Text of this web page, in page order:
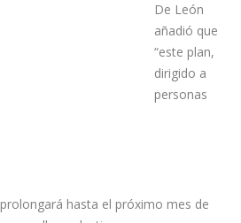
De León
añadió que
“este plan,